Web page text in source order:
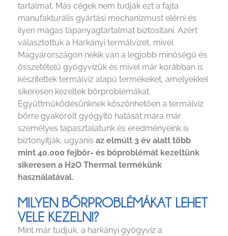
tartalmat. Más cégek nem tudják ezt a fajta
manufakturális gyártási mechanizmust elérni és
ilyen magas tápanyagtartalmat biztosítani. Azért
választottuk a Harkányi termálvizet, mivel
Magyarországon nekik van a legjobb minőségű és
összetételű gyógyvízük és mivel már korábban is
készítettek termálvíz alapú termékeket, amelyekkel
sikeresen kezeltek bőrproblémákat.
Együttműködésünknek köszönhetően a termálvíz
bőrre gyakorolt gyógyító hatását mára már
személyes tapasztalatunk és eredményeink is
biztonyítják, ugyanis az elmúlt 3 év alatt több
mint 40.000 fejbőr- és bőproblémát kezeltünk
sikeresen a H2O Thermal termékünk
használatával.
MILYEN BŐRPROBLÉMÁKAT LEHET
VELE KEZELNI?
Mint már tudjuk, a harkányi gyógyvíz a